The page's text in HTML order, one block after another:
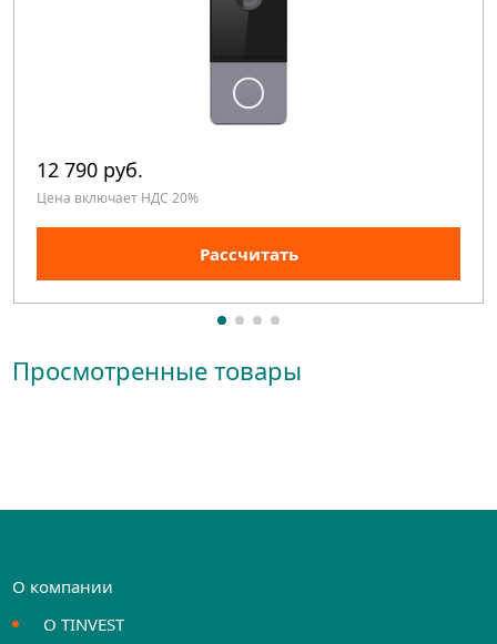
12 790 руб.
Цена включает НДС 20%
Рассчитать
Просмотренные товары
О компании
О TINVEST